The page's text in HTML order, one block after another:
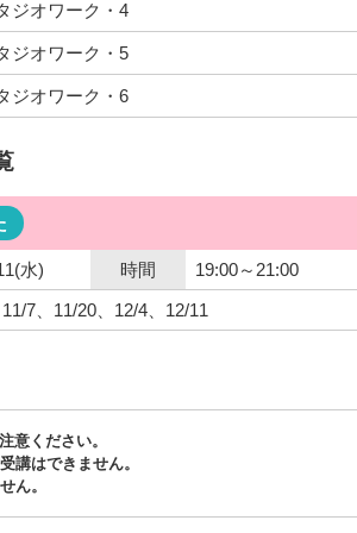
ジオワーク・4
ジオワーク・5
ジオワーク・6
水) 時間
19:00～21:00
7、11/20、12/4、12/11
意ください。
講はできません。
ん。